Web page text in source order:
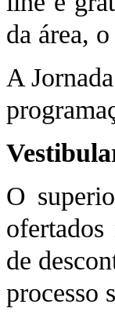
da área,
A
O
de
processo